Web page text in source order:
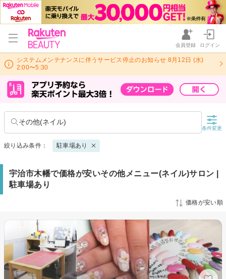
会員登録 ログイン
システムメンテナンスに伴うサービス停止のお知らせ 8月12日 (水)
2:00〜5:30
その他(ネイル)
条件変更
絞り込み条件： 駐車場あり
宇治市木幡で価格が安いその他メニュー(ネイル)サロン |
駐車場あり
価格が安い順